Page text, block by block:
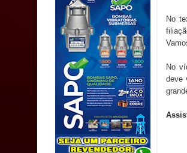
Prefeito Major Sidnei
Denise Ribeiro toma
Dois Gigantes da Poesia
Vereador Davyd Matias
Assembleia Legislativa
Mari marca presença no
No
No
deve